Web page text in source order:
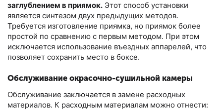
заглублением в приямок. Этот способ установки
является синтезом двух предыдущих методов.
Требуется изготовление приямка, но приямок более
простой по сравнению с первым методом. При этом
исключается использование въездных аппарелей, что
позволяет сохранить место в боксе.
Обслуживание окрасочно-сушильной камеры
Обслуживание заключается в замене расходных
материалов. К расходным материалам можно отнести: